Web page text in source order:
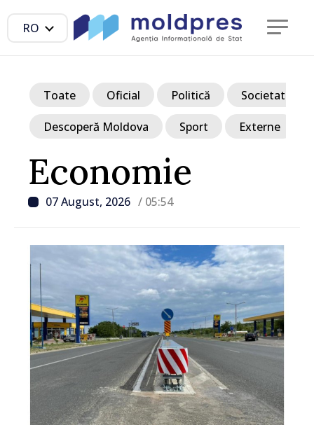
RO
Economie
07 August, 2026 / 05:54
Toate Oficial Politică Societate
Descoperă Moldova Sport Externe